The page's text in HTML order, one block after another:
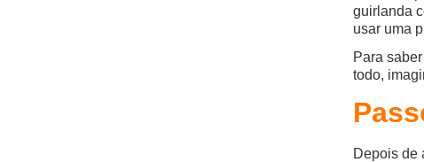
guirlanda
usar uma
Para
todo,
Depois de